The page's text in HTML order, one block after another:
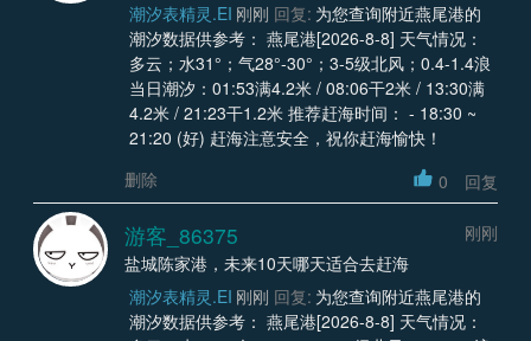
潮汐表精灵.EI 刚刚 回复: 为您查询附近燕尾港的
潮汐数据供参考： 燕尾港[2026-8-8] 天气情况：
多云；水31°；气28°-30°；3-5级北风；0.4-1.4浪
当日潮汐：01:53满4.2米 / 08:06干2米 / 13:30满
4.2米 / 21:23干1.2米 推荐赶海时间： - 18:30 ~
21:20 (好) 赶海注意安全，祝你赶海愉快！
删除
0 回复
游客_86375
刚刚
盐城陈家港，未来10天哪天适合去赶海
潮汐表精灵.EI 刚刚 回复: 为您查询附近燕尾港的
潮汐数据供参考： 燕尾港[2026-8-8] 天气情况：